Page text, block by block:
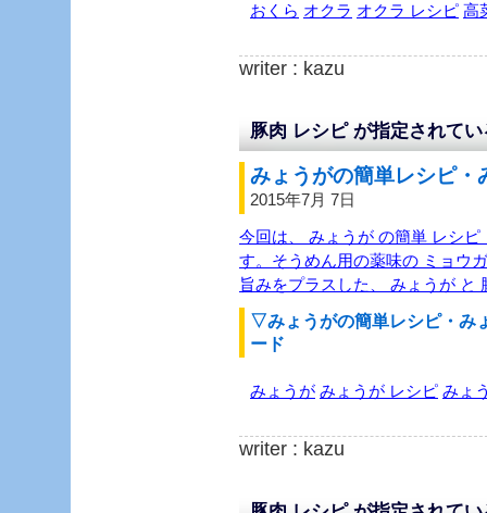
おくら オクラ オクラ レシピ 高
writer : kazu
豚肉 レシピ が指定されて
みょうがの簡単レシピ・
2015年7月 7日
今回は、 みょうが の簡単 レシ
す。そうめん用の薬味の ミョウ
旨みをプラスした、 みょうが と
▽みょうがの簡単レシピ・み
ード
みょうが みょうが レシピ みょ
writer : kazu